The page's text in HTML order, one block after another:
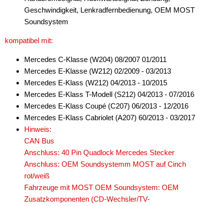
für General Motors
für Honda
für Hummer
für Hyundai
für Isuzu
für Iveco
für Jaguar
für Jeep
für John Deere
für KIA
für Lancia
Geschwindigkeit, Lenkradfernbedienung, OEM MOST
Soundsystem
kompatibel mit:
Mercedes C-Klasse (W204) 08/2007 01/2011
Mercedes E-Klasse (W212) 02/2009 - 03/2013
Mercedes E-Klass (W212) 04/2013 - 10/2015
Mercedes E-Klass T-Modell (S212) 04/2013 - 07/2016
Mercedes E-Klass Coupé (C207) 06/2013 - 12/2016
Mercedes E-Klass Cabriolet (A207) 60/2013 - 03/2017
Hinweis:
CAN Bus
Anschluss: 40 Pin Quadlock Mercedes Stecker
Anschluss: OEM Soundsystemm MOST auf Cinch
rot/weiß
Fahrzeuge mit MOST OEM Soundsystem: OEM
Zusatzkomponenten (CD-Wechsler/TV-